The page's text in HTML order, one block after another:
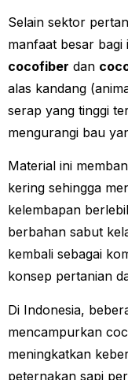
Selain sektor
manfaat besar
cocofiber dan
alas kandang
serap yang tinggi
mengurangi bau
Material ini
kering sehingga
kelembapan
berbahan sabut
kembali sebagai
konsep pertanian
Di Indonesia,
mencampurkan
meningkatkan
peternakan sapi